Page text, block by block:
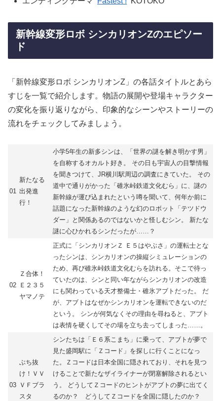
新幹線変形ロボ シンカリオンZのエピソー
ド
「新幹線変形ロボ シンカリオンZ」の各話タイトルとあら
すじを一覧で紹介します。物語の展開や登場キャラクター
の変化を振り返りながら、印象的なシーンやストーリーの
流れをチェックしてみましょう。
01
新たなる
出発進
行！
小学5年生の新多シンは、「世界の謎を解き明かす男」
を自称するオカルト好き。 その日も宇宙人の目撃情報
を聞きつけて、JR横川駅周辺の調査にきていた。 その
道中で通りがかった「碓氷峠鉄道文化むら」に、謎の
新幹線が運び込まれたという噂を聞いて、何年か前に
話題になった新幹線のような幻のロボット「テツドウ
ダー」と関係あるのではないかと怪しむシン。 新たな
謎に心ひかれるシンだったが……？
02
Ｚ合体！
Ｅ２３５
ヤマノテ
正式に「シンカリオンＺ Ｅ５はやぶさ」の運転士とな
ったシンは、シンカリオンの操縦シミュレーションの
ため、再び碓氷峠鉄道文化むらを訪れる。そこで待っ
ていたのは、シンと同い年ながらシンカリオンの改造
にも関わっている天才整備士・碓氷アブトだった。 だ
が、アブトはなぜかシンカリオンを運転できないのだ
という。 シンが何気なくその理由を尋ねると、アブト
は表情を硬くしてその場を立ち去ってしまった……。
03
ぶち抜
け！ＶＶ
ＶＦブラ
スタ
シンたちは「Ｅ６系こまち」に乗って、アブトが夢で
見た盛岡駅に「Ｚコード」を探しに行くことになっ
た。Ｚコードは日本全国に隠されており、それを見つ
けることで新たなザイライナーが閉塞解除されるとい
う。 どうしてＺコードのヒントがアブトの夢に出てく
るのか？ どうしてＺコードを全国に隠したのか？